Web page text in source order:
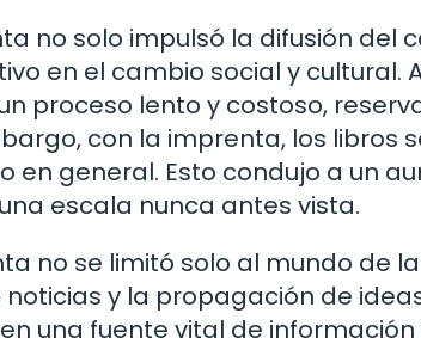
no solo impulsó la difusión del
en el cambio social y cultural.
proceso lento y costoso,
con la imprenta, los libros
en general. Esto condujo a un
escala nunca antes vista.
no se limitó solo al mundo de
y la propagación de
una fuente vital de